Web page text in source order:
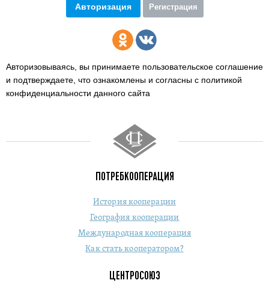
Авторизация Регистрация
Авторизовываясь, вы принимаете пользовательское соглашение
и подтверждаете, что ознакомлены и согласны с политикой
конфиденциальности данного сайта
ПОТРЕБКООПЕРАЦИЯ
История кооперации
География кооперации
Международная кооперация
Как стать кооператором?
ЦЕНТРОСОЮЗ